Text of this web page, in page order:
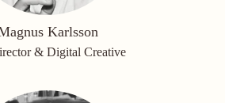
Karlsson
& Digital Creative